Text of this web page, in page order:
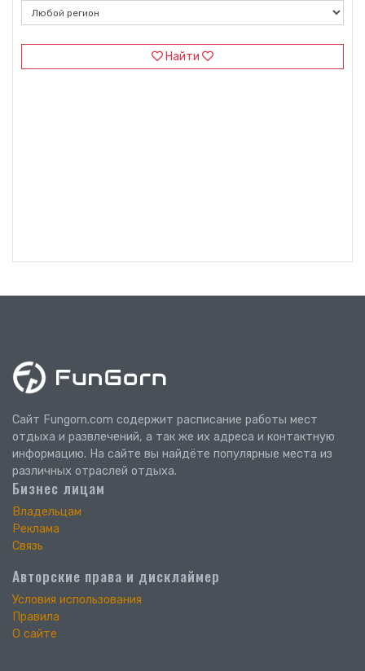
Найти
Сайт Fungorn.com содержит расписание работы мест
отдыха и развлечений, а так же их адреса и контактную
информацию. На сайте вы найдёте популярные места из
различных отраслей отдыха.
Бизнес лицам
Владельцам
Реклама
Связь
Авторские права и дисклаймер
Условия использования
Правила
О сайте